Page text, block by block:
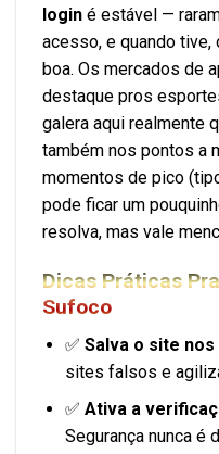
login é estável —
acesso, e quando tive,
boa. Os mercados de
destaque pros
galera aqui realmente
também nos pontos a
momentos de pico
pode ficar um
resolva, mas vale
Dicas Práticas
Sufoco
✅ Salva o site
sites falsos e
✅ Ativa a
Segurança nunca é